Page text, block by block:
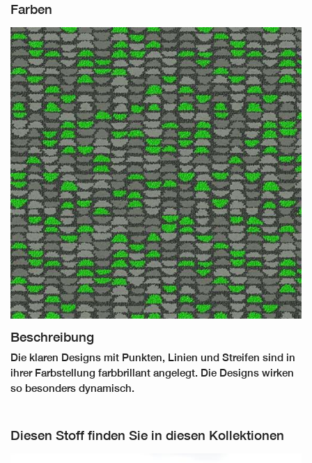
Farben
Beschreibung
Die klaren Designs mit Punkten, Linien und Streifen sind in
ihrer Farbstellung farbbrillant angelegt. Die Designs wirken
so besonders dynamisch.
Diesen Stoff finden Sie in diesen Kollektionen